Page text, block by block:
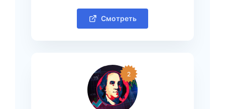
Смотреть
2